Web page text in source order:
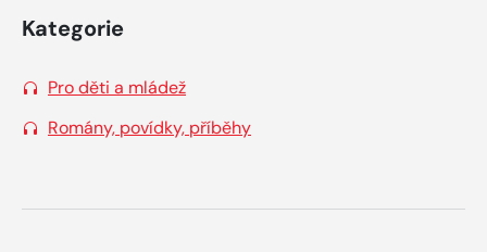
Kategorie
Pro děti a mládež
Romány, povídky, příběhy